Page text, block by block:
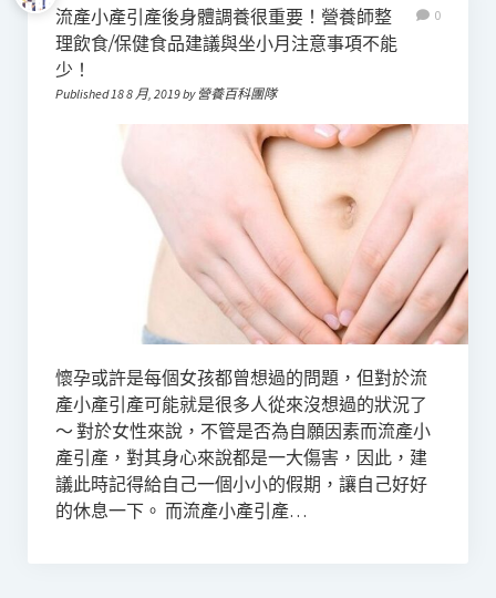
心靈健康流產小產引產後身體調養很重要！營養師整
理飲食/保健食品建議與坐小月注意事項不能
少！
Published 18 8 月, 2019 by 營養百科團隊
0
懷孕或許是每個女孩都曾想過的問題，但對於流
產小產引產可能就是很多人從來沒想過的狀況了
～ 對於女性來說，不管是否為自願因素而流產小
產引產，對其身心來說都是一大傷害，因此，建
議此時記得給自己一個小小的假期，讓自己好好
的休息一下。 而流產小產引產…